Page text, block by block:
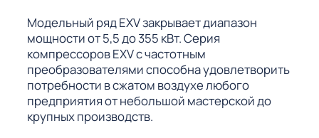
Модельный ряд EXV закрывает диапазон
мощности от 5,5 до 355 кВт. Серия
компрессоров EXV с частотным
преобразователями способна удовлетворить
потребности в сжатом воздухе любого
предприятия от небольшой мастерской до
крупных производств.